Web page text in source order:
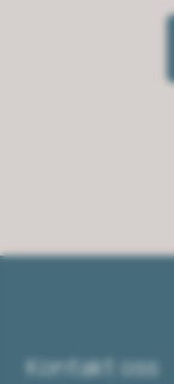
Kontakt oss